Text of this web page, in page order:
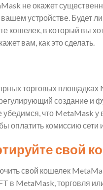
не окажет
устройстве. Будет
в который вы
вам, как это сделать.
торговых площадках
создание
что MetaMask
оплатить комиссию сети
свой
свой кошелек
в MetaMask, торговля